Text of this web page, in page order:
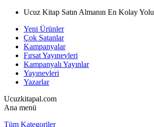
Ucuz Kitap Satın Almanın En Kolay Yolu
Yeni Ürünler
Çok Satanlar
Kampanyalar
Fırsat Yayınevleri
Kampanyalı Yayınlar
Yayınevleri
Yazarlar
Ucuzkitapal.com
Ana menü
Tüm Kategoriler